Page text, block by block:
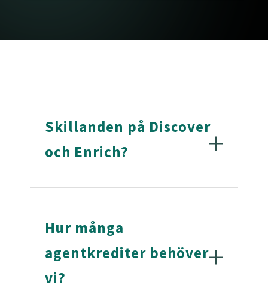
Skillanden på Discover
och Enrich?
prospektering, analysera din målgrupp och
hitta nya lovande segment att bearbeta.
Enrich handlar om att berika ditt CRM med
Hur många
agentkrediter behöver
vi?